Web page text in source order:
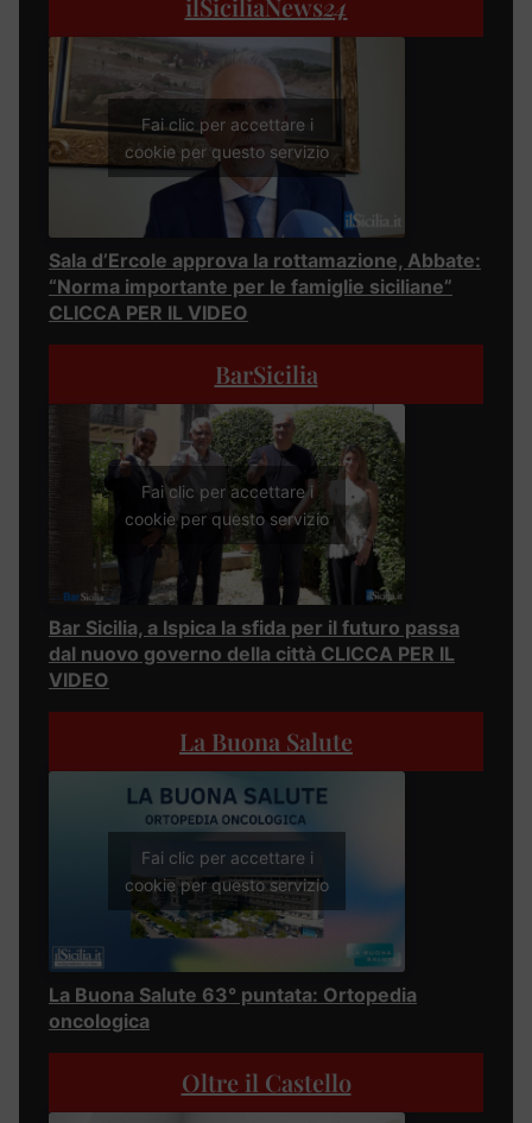
ilSiciliaNews24
Fai clic per accettare i
cookie per questo servizio
Sala d’Ercole approva la rottamazione, Abbate:
“Norma importante per le famiglie siciliane”
CLICCA PER IL VIDEO
BarSicilia
Fai clic per accettare i
cookie per questo servizio
Bar Sicilia, a Ispica la sfida per il futuro passa
dal nuovo governo della città CLICCA PER IL
VIDEO
La Buona Salute
Fai clic per accettare i
cookie per questo servizio
La Buona Salute 63° puntata: Ortopedia
oncologica
Oltre il Castello